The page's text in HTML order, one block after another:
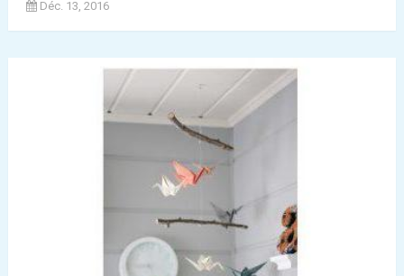
Déc. 13, 2016